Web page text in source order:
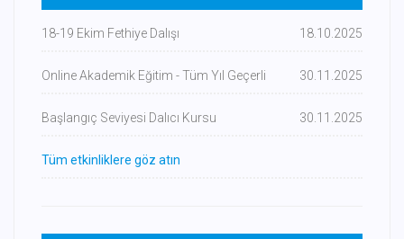
18-19 Ekim Fethiye Dalışı 18.10.2025
Online Akademik Eğitim - Tüm Yıl Geçerli 30.11.2025
Başlangıç Seviyesi Dalıcı Kursu 30.11.2025
Tüm etkinliklere göz atın